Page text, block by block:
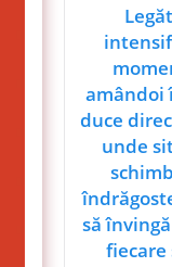
amândoi
duce
unde
să
fiecare